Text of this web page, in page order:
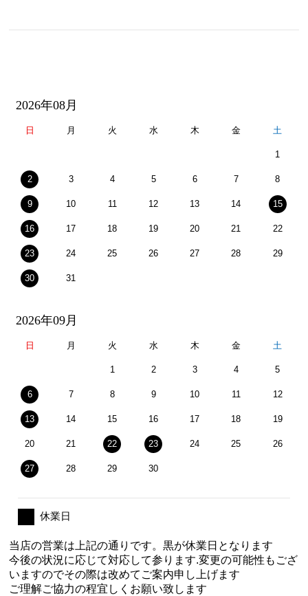
2026年08月
日 月 火 水 木 金 土
1
2 3 4 5 6 7 8
9 10 11 12 13 14 15
16 17 18 19 20 21 22
23 24 25 26 27 28 29
30 31
2026年09月
日 月 火 水 木 金 土
1 2 3 4 5
6 7 8 9 10 11 12
13 14 15 16 17 18 19
20 21 22 23 24 25 26
27 28 29 30
休業日
当店の営業は上記の通りです。黒が休業日となります
今後の状況に応じて対応して参ります.変更の可能性もござ
いますのでその際は改めてご案内申し上げます
ご理解ご協力の程宜しくお願い致します